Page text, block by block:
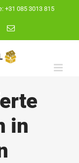
+31 085 3013 815
E-
in